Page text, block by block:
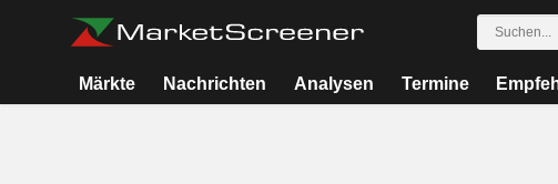
Märkte Nachrichten Analysen Termine